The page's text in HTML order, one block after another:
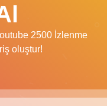
2500 İzlenme
oluştur!